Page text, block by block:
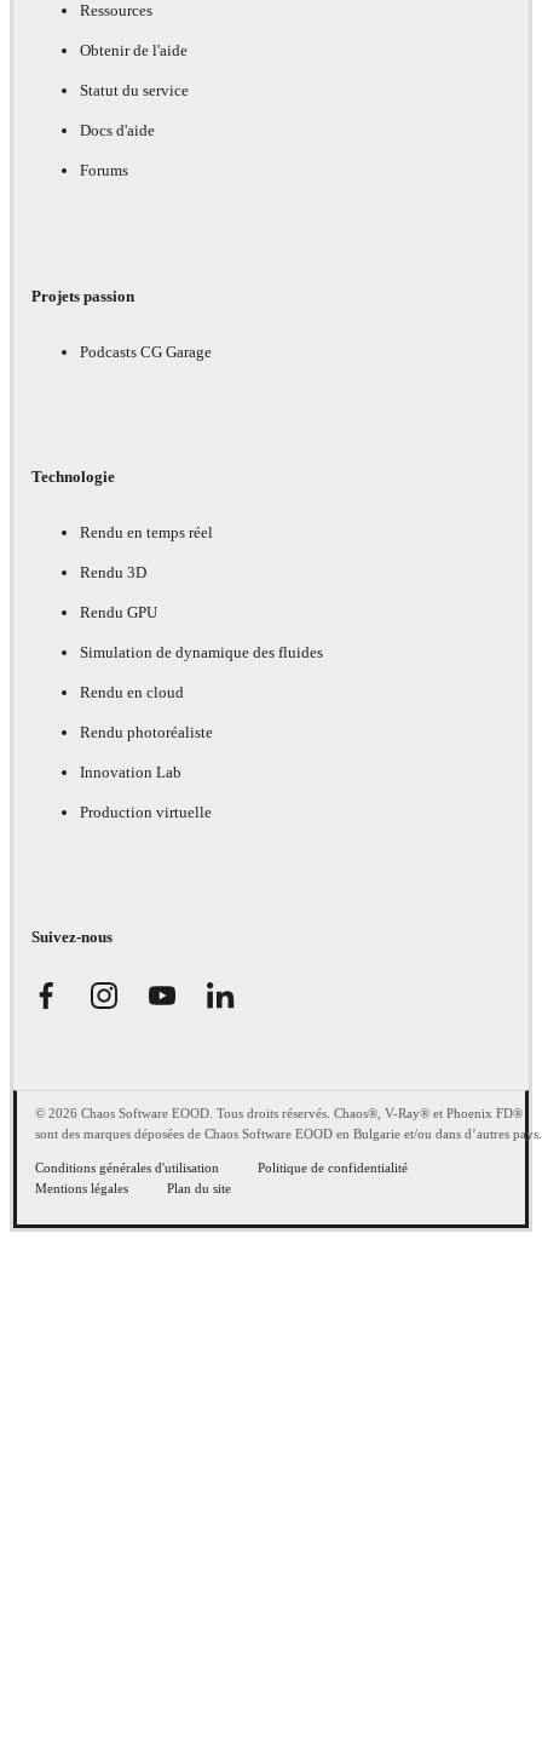
Ressources
Obtenir de l'aide
Statut du service
Docs d'aide
Forums
Projets passion
Podcasts CG Garage
Technologie
Rendu en temps réel
Rendu 3D
Rendu GPU
Simulation de dynamique des fluides
Rendu en cloud
Rendu photoréaliste
Innovation Lab
Production virtuelle
Suivez-nous
© 2026 Chaos Software EOOD. Tous droits réservés. Chaos®, V-Ray® et Phoenix FD®
sont des marques déposées de Chaos Software EOOD en Bulgarie et/ou dans d’autres pays.
Conditions générales d'utilisation
Politique de confidentialité
Mentions légales
Plan du site